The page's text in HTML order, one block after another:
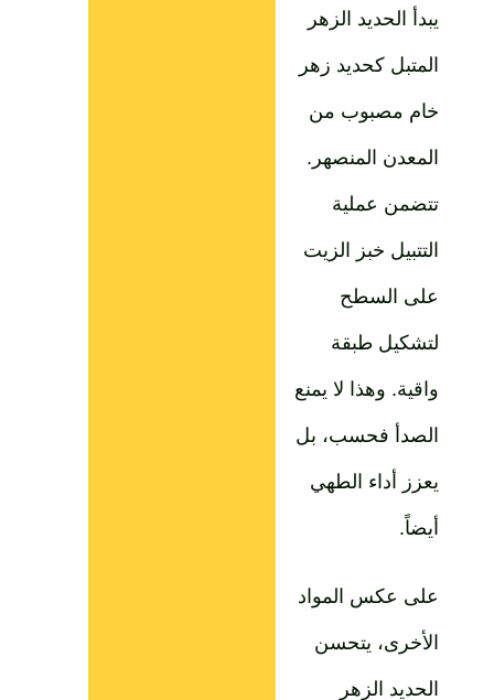
يبدأ الحديد الزهر
المتبل كحديد زهر
خام مصبوب من
المعدن المنصهر.
تتضمن عملية
التتبيل خبز الزيت
على السطح
لتشكيل طبقة
واقية. وهذا لا يمنع
الصدأ فحسب، بل
يعزز أداء الطهي
على عكس المواد
الأخرى، يتحسن
الحديد الزهر